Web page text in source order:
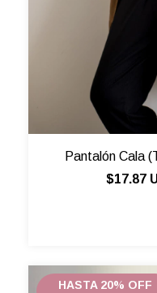
Pantalón Cala
$17.87
HASTA 20% OFF